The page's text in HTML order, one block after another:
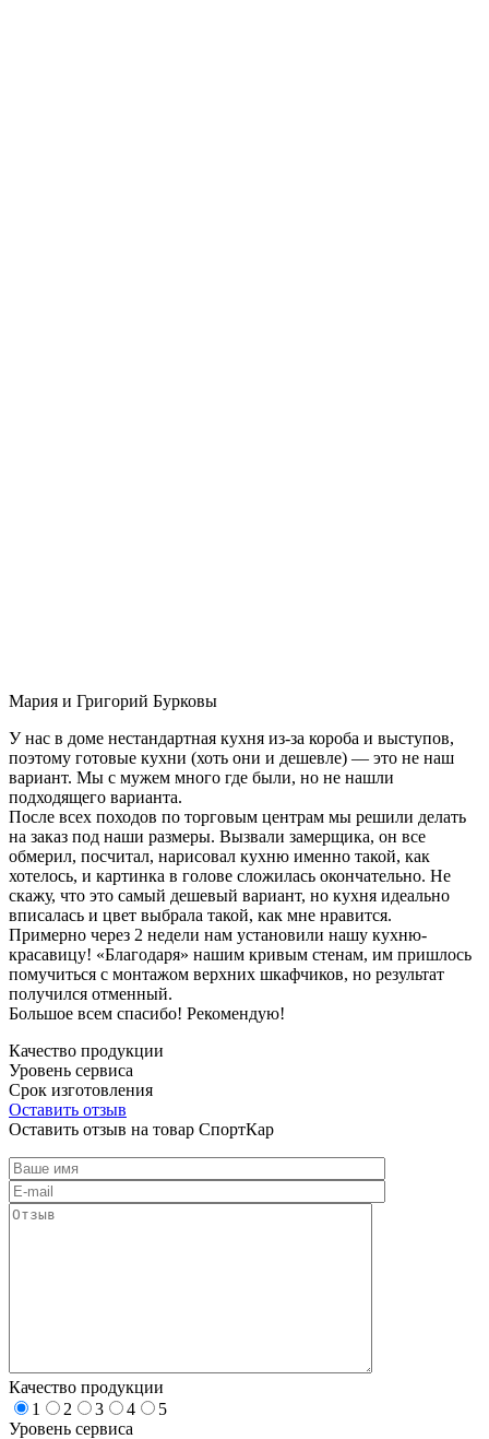
Мария и Григорий Бурковы
У нас в доме нестандартная кухня из-за короба и выступов,
поэтому готовые кухни (хоть они и дешевле) — это не наш
вариант. Мы с мужем много где были, но не нашли
подходящего варианта.
После всех походов по торговым центрам мы решили делать
на заказ под наши размеры. Вызвали замерщика, он все
обмерил, посчитал, нарисовал кухню именно такой, как
хотелось, и картинка в голове сложилась окончательно. Не
скажу, что это самый дешевый вариант, но кухня идеально
вписалась и цвет выбрала такой, как мне нравится.
Примерно через 2 недели нам установили нашу кухню-
красавицу! «Благодаря» нашим кривым стенам, им пришлось
помучиться с монтажом верхних шкафчиков, но результат
получился отменный.
Большое всем спасибо! Рекомендую!
Качество продукции
Уровень сервиса
Срок изготовления
Оставить отзыв
Оставить отзыв на товар СпортКар
Качество продукции
1
2 3 4
5
Уровень сервиса